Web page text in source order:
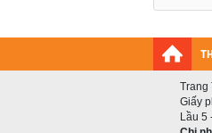
Trang
Giấy
Lầu 5